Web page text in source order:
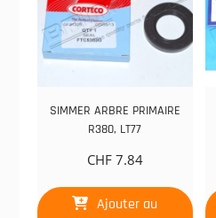
SIMMER ARBRE PRIMAIRE
R380, LT77
CHF7.84
Ajouter au